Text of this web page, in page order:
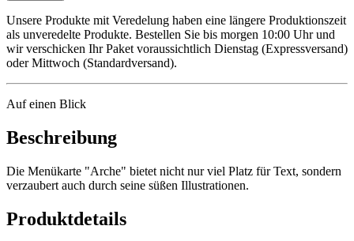
Unsere Produkte mit Veredelung haben eine längere Produktionszeit
als unveredelte Produkte. Bestellen Sie bis morgen 10:00 Uhr und
wir verschicken Ihr Paket voraussichtlich Dienstag (Expressversand)
oder Mittwoch (Standardversand).
Auf einen Blick
Beschreibung
Die Menükarte "Arche" bietet nicht nur viel Platz für Text, sondern
verzaubert auch durch seine süßen Illustrationen.
Produktdetails